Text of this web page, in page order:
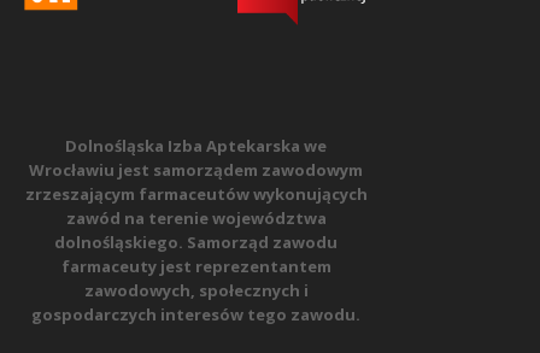
Dolnośląska Izba Aptekarska we
Wrocławiu jest samorządem zawodowym
zrzeszającym farmaceutów wykonujących
zawód na terenie województwa
dolnośląskiego. Samorząd zawodu
farmaceuty jest reprezentantem
zawodowych, społecznych i
gospodarczych interesów tego zawodu.